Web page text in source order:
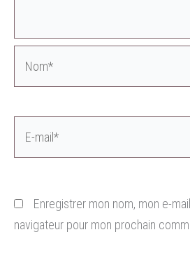
Enregistrer mon nom, mon e-
navigateur pour mon prochain